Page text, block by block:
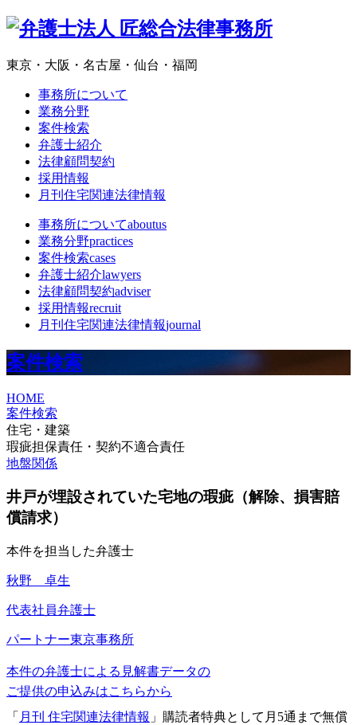
東京・大阪・名古屋・仙台・福岡
事務所について
業務分野
案件検索
弁護士紹介
法律顧問契約
採用情報
月刊住宅関連法律情報
事務所についてaboutus
業務分野practices
案件検索cases
弁護士紹介lawyers
法律顧問契約adviser
採用情報recruit
月刊住宅関連法律情報journal
案件検索
HOME
案件検索
住宅・建築
瑕疵担保責任・契約不適合責任
地盤関係
井戸が埋設されていた宅地の瑕疵（解除、損害賠
償請求）
本件を担当した弁護士
秋野 卓生
代表社員弁護士
パートナー東京事務所
本件の弁護士による見解書データの
ご提供の申込みはこちらから
「 月刊 住宅関連法律情報 」購読者特典として月5通まで無償